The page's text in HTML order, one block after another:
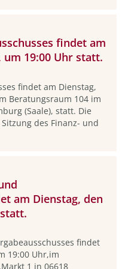
findet am
um 19:00 Uhr statt.
findet am Dienstag,
Beratungsraum 104 im
(Saale), statt. Die
des Finanz- und
am Dienstag, den
findet
19:00 Uhr,im
1 in 06618